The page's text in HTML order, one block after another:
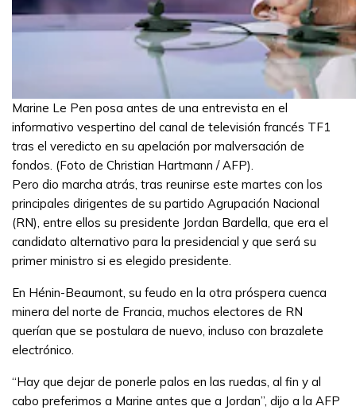
Marine Le Pen posa antes de una entrevista en el
informativo vespertino del canal de televisión francés TF1
tras el veredicto en su apelación por malversación de
fondos. (Foto de Christian Hartmann / AFP).
Pero dio marcha atrás, tras reunirse este martes con los
principales dirigentes de su partido Agrupación Nacional
(RN), entre ellos su presidente Jordan Bardella, que era el
candidato alternativo para la presidencial y que será su
primer ministro si es elegido presidente.
En Hénin-Beaumont, su feudo en la otra próspera cuenca
minera del norte de Francia, muchos electores de RN
querían que se postulara de nuevo, incluso con brazalete
electrónico.
“Hay que dejar de ponerle palos en las ruedas, al fin y al
cabo preferimos a Marine antes que a Jordan”, dijo a la AFP